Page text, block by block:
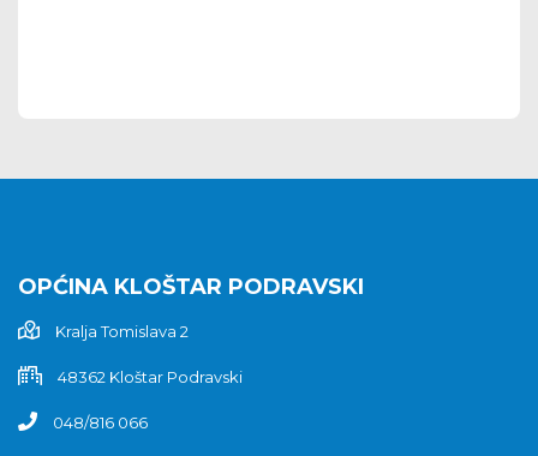
OPĆINA KLOŠTAR PODRAVSKI
Kralja Tomislava 2
48362 Kloštar Podravski
048/816 066